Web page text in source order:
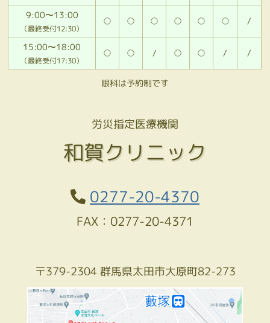
9:00〜13:00
（最終受付12:30）
○ ○ ○ ○ ○ ○ /
15:00〜18:00
（最終受付17:30）
○ ○ / ○ ○ / /
眼科は予約制です
労災指定医療機関
和賀クリニック
0277-20-4370
FAX：0277-20-4371
〒379-2304 群馬県太田市大原町82-273